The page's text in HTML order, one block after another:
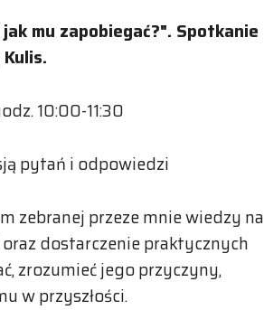
mu zapobiegać?". Spotkanie
10:00-11:30
pytań i odpowiedzi
zebranej przeze mnie wiedzy na
dostarczenie praktycznych
zrozumieć jego przyczyny,
w przyszłości.